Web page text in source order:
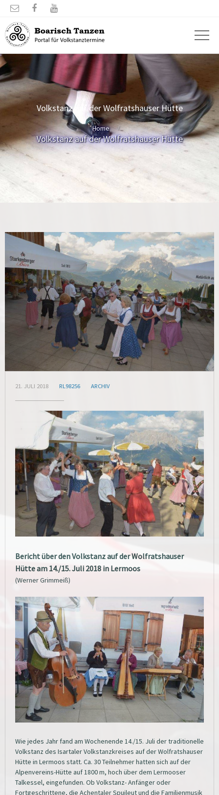
  
Volkstanz auf der Wolfratshauser Hütte
Home
Volkstanz auf der Wolfratshauser Hütte
21. JULI 2018 RL98256 ARCHIV
Bericht über den Volkstanz auf der Wolfratshauser
Hütte am 14./15. Juli 2018 in Lermoos
(Werner Grimmeiß)
Wie jedes Jahr fand am Wochenende 14./15. Juli der traditionelle
Volkstanz des Isartaler Volkstanzkreises auf der Wolfratshauser
Hütte in Lermoos statt. Ca. 30 Teilnehmer hatten sich auf der
Alpenvereins-Hütte auf 1800 m, hoch über dem Lermooser
Talkessel, eingefunden. Ob Volkstanz- Anfänger oder
Fortgeschrittene, die Achentaler Spuileut und die Familienmusik